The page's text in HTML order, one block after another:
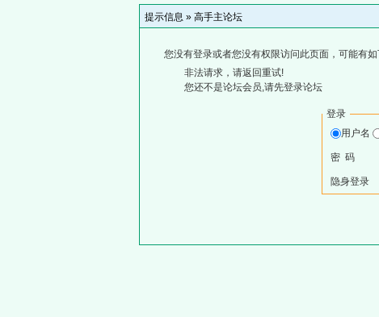
提示信息 » 高手主论坛
您没有登录或者您没有权限访问此页面，可能有
非法请求，请返回重试!
您还不是论坛会员,请先登录论坛
登录
用户名
密 码
隐身登录